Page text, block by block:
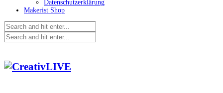
Datenschutzerklärung
Makerist Shop